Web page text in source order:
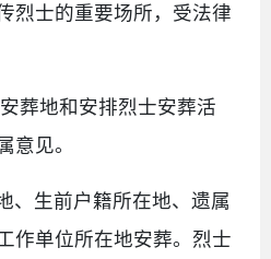
烈士的重要场所，受法律
葬地和安排烈士安葬活
意见。
、生前户籍所在地、遗属
作单位所在地安葬。烈士